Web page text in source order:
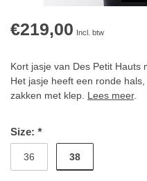
€219,00 Incl. btw
Kort jasje van Des Petit Hauts
Het jasje heeft een ronde
zakken met klep. Lees meer.
Size: *
36 38